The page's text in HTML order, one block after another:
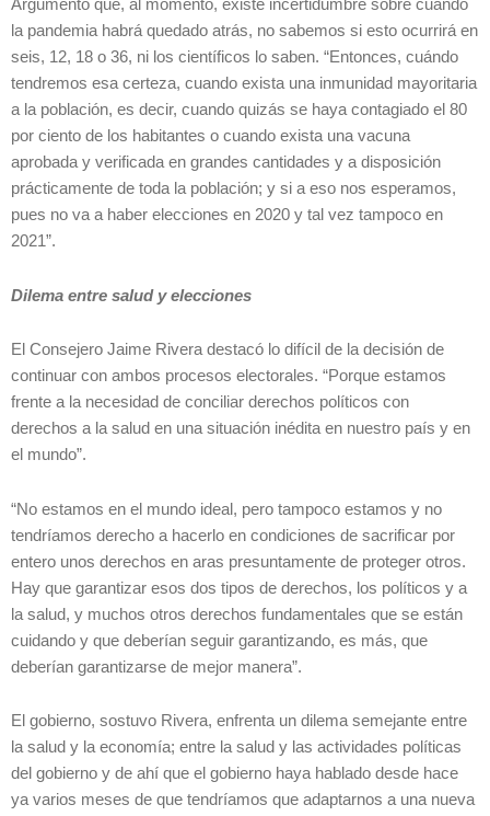
Argumentó que, al momento, existe incertidumbre sobre cuándo
la pandemia habrá quedado atrás, no sabemos si esto ocurrirá en
seis, 12, 18 o 36, ni los científicos lo saben. “Entonces, cuándo
tendremos esa certeza, cuando exista una inmunidad mayoritaria
a la población, es decir, cuando quizás se haya contagiado el 80
por ciento de los habitantes o cuando exista una vacuna
aprobada y verificada en grandes cantidades y a disposición
prácticamente de toda la población; y si a eso nos esperamos,
pues no va a haber elecciones en 2020 y tal vez tampoco en
2021”.
Dilema entre salud y elecciones
El Consejero Jaime Rivera destacó lo difícil de la decisión de
continuar con ambos procesos electorales. “Porque estamos
frente a la necesidad de conciliar derechos políticos con
derechos a la salud en una situación inédita en nuestro país y en
el mundo”.
“No estamos en el mundo ideal, pero tampoco estamos y no
tendríamos derecho a hacerlo en condiciones de sacrificar por
entero unos derechos en aras presuntamente de proteger otros.
Hay que garantizar esos dos tipos de derechos, los políticos y a
la salud, y muchos otros derechos fundamentales que se están
cuidando y que deberían seguir garantizando, es más, que
deberían garantizarse de mejor manera”.
El gobierno, sostuvo Rivera, enfrenta un dilema semejante entre
la salud y la economía; entre la salud y las actividades políticas
del gobierno y de ahí que el gobierno haya hablado desde hace
ya varios meses de que tendríamos que adaptarnos a una nueva